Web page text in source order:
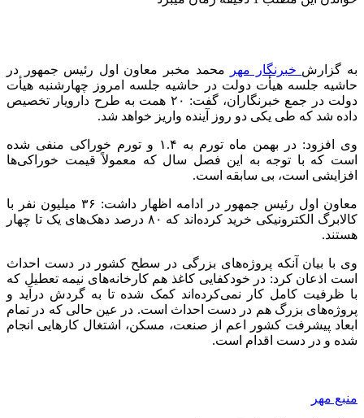
به گزارش خبرنگار مهر محمد مخبر معاون اول رئیس جمهور در
حاشیه جلسههیأت دولت در حاشیه جلسه امروز چهارشنبه هیأت
دولت در جمع خبرنگاران، گفت: ۲۰ همت به طرح
دارویار تخصیص
داده شد که طی یکی دو روز آینده واریز خواهد شد.
وی افزود: در بهمن ماه تورم به ۱.۴ و تورم خوراکی منفی شده
است که با توجه به این فصل سال که معمولاً قیمت خوراکی‌ها
افزایشی است، بی سابقه است.
معاون اول رئیس
جمهور در ادامه اظهار داشت: ۳۶ میلیون نفر با
کالابرگ الکترونیکی خرید کرده‌اند که ۸۰ درصد دهک‌های یک تا چهار
هستند.
وی با بیان آنکه پروژه‌های بزرگی در سطح کشور در دست احداث
است اذعان کرد: در خودکفایی کاغذ هم کارخانه‌های نیمه تعطیل که
با ظرفیت کامل کار نمی‌کرده‌اند کمک شده تا به گردش درآید و
پروژه‌های بزرگ هم در دست احداث است. در عین حالی که در تمام
ابعاد پیشرفت کشور اعم از صنعت، مسکن، اشتغال کارهایی انجام
شده و در دست اقدام است.
منبع مهر